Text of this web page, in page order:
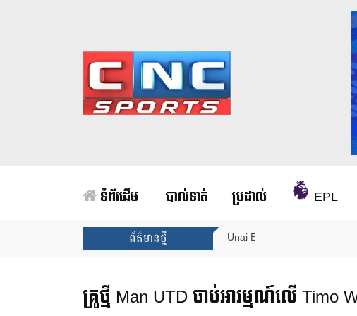
ទំព័រដើម បាល់ទាត់ ប្រដាល់ EPL
ព័ត៌មានថ្មី Unai Emery សន្យាថានឹងឈ្នះព
គ្រូថ្មី Man UTD ចាប់អារម្មណ៍លើ